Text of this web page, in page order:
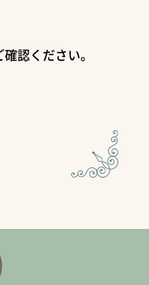
認ください。